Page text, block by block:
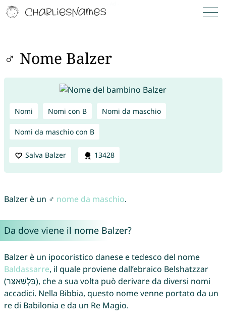
♂ Nome Balzer
Nomi Nomi con B Nomi da maschio
Nomi da maschio con B
Salva Balzer 13428
Balzer è un ♂ nome da maschio.
Da dove viene il nome Balzer?
Balzer è un ipocoristico danese e tedesco del nome
Baldassarre, il quale proviene dall’ebraico Belshatzzar
(בֵּלְשַׁאצַּר), che a sua volta può derivare da diversi nomi
accadici. Nella Bibbia, questo nome venne portato da un
re di Babilonia e da un Re Magio.